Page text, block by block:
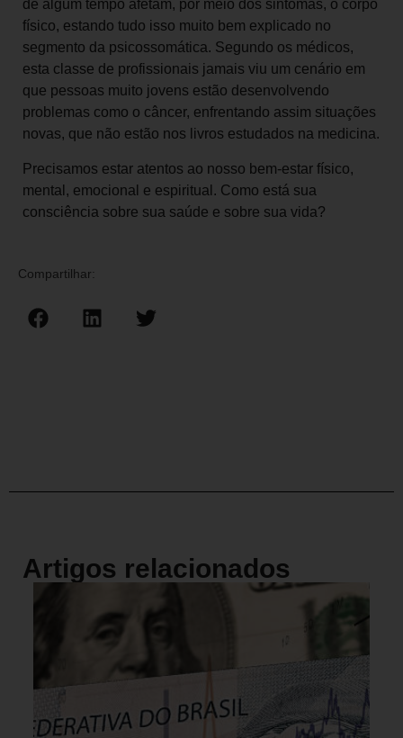
de algum tempo afetam, por meio dos sintomas, o corpo
físico, estando tudo isso muito bem explicado no
segmento da psicossomática. Segundo os médicos,
esta classe de profissionais jamais viu um cenário em
que pessoas muito jovens estão desenvolvendo
problemas como o câncer, enfrentando assim situações
novas, que não estão nos livros estudados na medicina.
Precisamos estar atentos ao nosso bem-estar físico,
mental, emocional e espiritual. Como está sua
consciência sobre sua saúde e sobre sua vida?
Compartilhar:
Artigos relacionados